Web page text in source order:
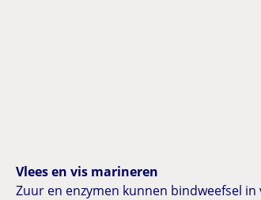
Vlees en vis marineren
Zuur en enzymen kunnen bindweefsel